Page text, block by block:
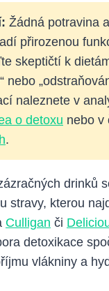
Žádná potravina
přirozenou
skeptičtí k
nebo
naleznete v
o detoxu nebo v
.
drinků
stravy, kterou
Culligan či
detoxikace
vlákniny a